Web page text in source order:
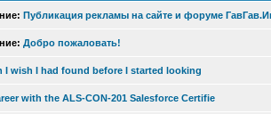
Публикация рекламы на сайте и форуме
Добро пожаловать!
I wish I had found before I started looking
with the ALS-CON-201 Salesforce Certifie